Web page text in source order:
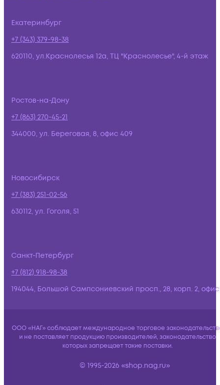
Екатеринбург
+7 (343) 379-98-38
620110, ул.Краснолесья 12а, ТЦ "Краснолесье", 4-й этаж
Ростов-на-Дону
+7 (863) 270-45-21
344000, ул. Береговая, 8, офис 409
Новосибирск
+7 (383) 251-02-56
630112, ул. Гоголя, 51
Санкт-Петербург
+7 (812) 918-98-38
194044, Большой Сампсониевский просп., 28, корп. 2,
ООО «НАГ» соблюдает международное торговое
и не поставляет продукцию производителей, законодательство
которых запрещает такие поставки.
© 1995-2026 «shop.nag.ru»